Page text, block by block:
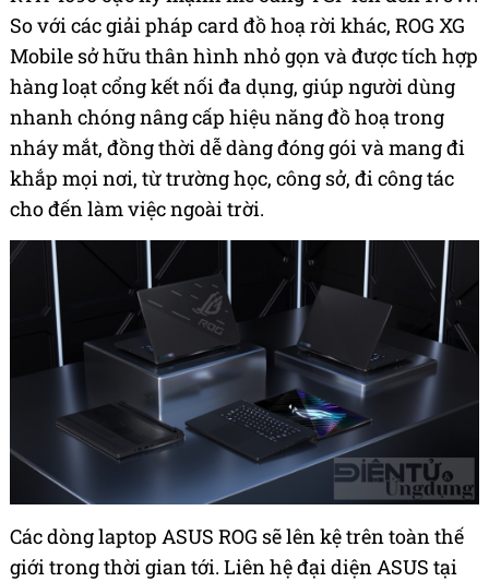
So với các giải pháp card đồ hoạ rời khác, ROG XG
Mobile sở hữu thân hình nhỏ gọn và được tích hợp
hàng loạt cổng kết nối đa dụng, giúp người dùng
nhanh chóng nâng cấp hiệu năng đồ hoạ trong
nháy mắt, đồng thời dễ dàng đóng gói và mang đi
khắp mọi nơi, từ trường học, công sở, đi công tác
cho đến làm việc ngoài trời.
Các dòng laptop ASUS ROG sẽ lên kệ trên toàn thế
giới trong thời gian tới. Liên hệ đại diện ASUS tại